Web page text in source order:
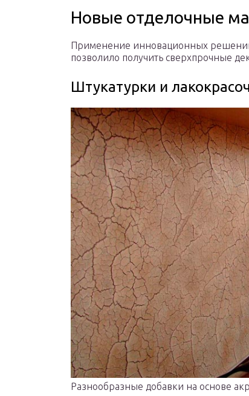
Новые отделочные
Применение инновационных
позволило получить сверхпрочные
Штукатурки и
Разнообразные добавки на основе